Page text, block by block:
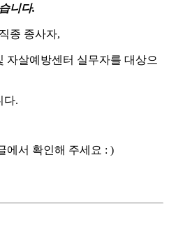
니다.
종 종사자,
자살예방센터 실무자를 대상으
다.
에서 확인해 주세요 : )